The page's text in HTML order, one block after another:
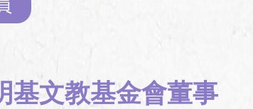
基文教基金會董事